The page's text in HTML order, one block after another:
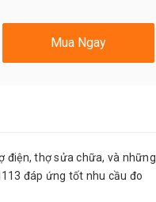
Mua Ngay
điện, thợ sửa chữa, và những
đáp ứng tốt nhu cầu đo